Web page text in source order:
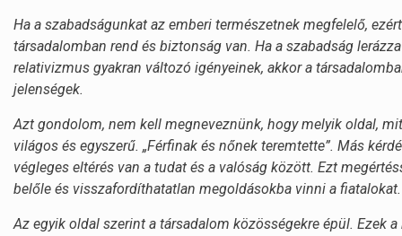
Ha a szabadságunkat az emberi természetnek megfelelő,
társadalomban rend és biztonság van. Ha a szabadság
relativizmus gyakran változó igényeinek, akkor a
jelenségek.
Azt gondolom, nem kell megneveznünk, hogy melyik oldal,
világos és egyszerű. „Férfinak és nőnek teremtette”. Más
végleges eltérés van a tudat és a valóság között. Ezt
belőle és visszafordíthatatlan megoldásokba vinni a fiatalokat.
Az egyik oldal szerint a társadalom közösségekre épül. Ezek